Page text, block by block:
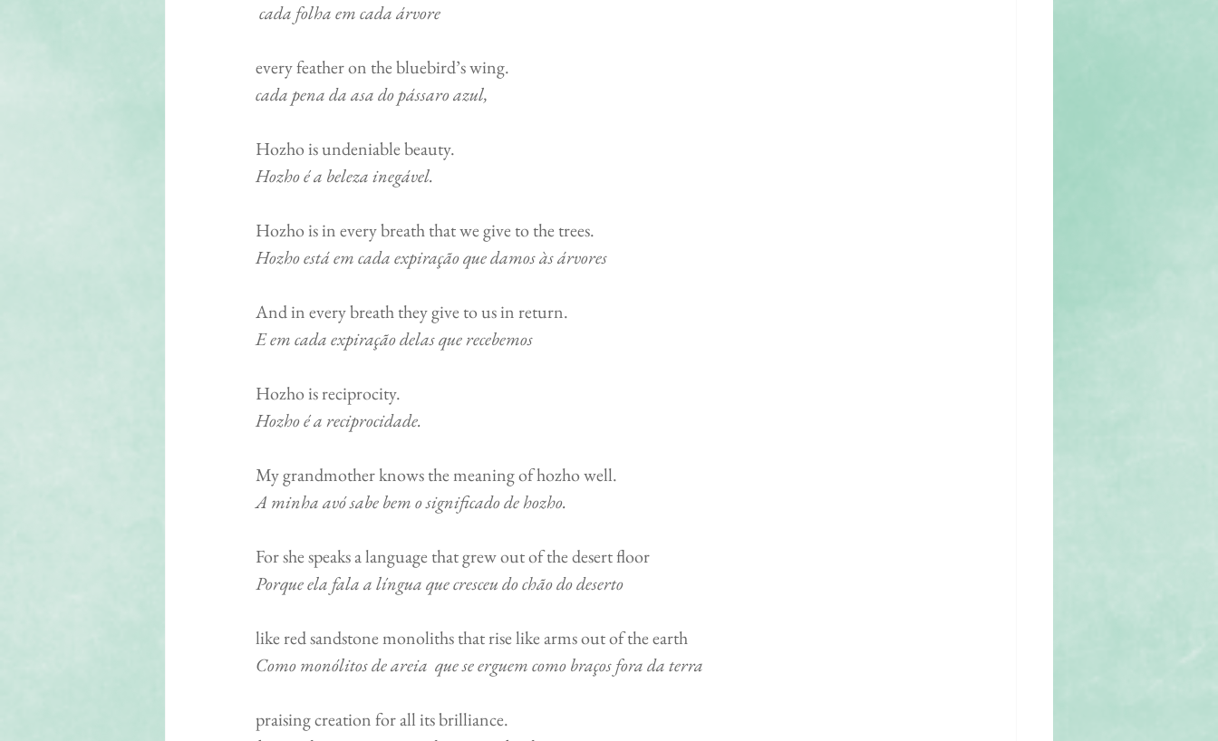
cada folha em cada árvore
every feather on the bluebird’s wing.
cada pena da asa do pássaro azul,
Hozho is undeniable beauty.
Hozho é a beleza inegável.
Hozho is in every breath that we give to the trees.
Hozho está em cada expiração que damos às árvores
And in every breath they give to us in return.
E em cada expiração delas que recebemos
Hozho is reciprocity.
Hozho é a reciprocidade.
My grandmother knows the meaning of hozho well.
A minha avó sabe bem o significado de hozho.
For she speaks a language that grew out of the desert floor
Porque ela fala a língua que cresceu do chão do deserto
like red sandstone monoliths that rise like arms out of the earth
Como monólitos de areia  que se erguem como braços fora da terra
praising creation for all its brilliance.